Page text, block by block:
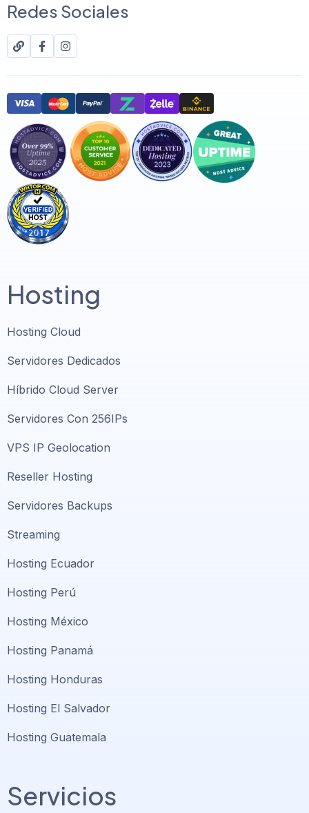
Redes Sociales
Hosting
Hosting Cloud
Servidores Dedicados
Híbrido Cloud Server
Servidores Con 256IPs
VPS IP Geolocation
Reseller Hosting
Servidores Backups
Streaming
Hosting Ecuador
Hosting Perú
Hosting México
Hosting Panamá
Hosting Honduras
Hosting El Salvador
Hosting Guatemala
Servicios